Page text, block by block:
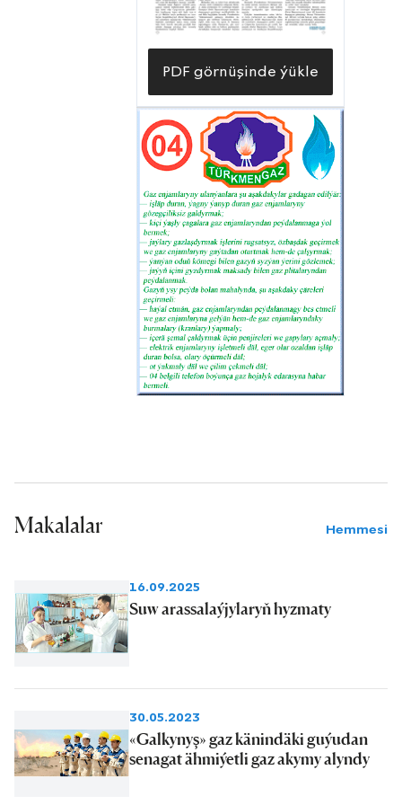
esasy wezipeleriniň hatarynda durýar.
Şu ýylyň birinji ýarymynda sarp
edijilere ýetirilen suwuň 2 million 87
müň kubmetre barabar bolmagy,
müdirlikde bu möhüm wezipeleriň
mynasyp çözgüdini tapýandygyny
aňladýar. Has takygy, gürrüňi edilýän
hasabat döwründe konserniň degişli
düzümleri tarapyndan gelip gowşan
sargytlara bu müdirlik boýunça 104,3
göterim amal edilipdir. Aslynda-da, her
bir önümçilikde bolşy ýaly, ýangyç-
energetika ulgamynyň işlerinde-de suw
esasy zerurlyk bolup durýar. Şuňa
magat göz ýetirýän kärhananyň
suwlary bolsa önümçilik maksatly işlere
PDF görnüşinde ýükle
Makalalar Hemmesi
16.09.2025
Suw arassalaýjylaryň hyzmaty
30.05.2023
«Galkynyş» gaz känindäki guýudan
senagat ähmiýetli gaz akymy alyndy